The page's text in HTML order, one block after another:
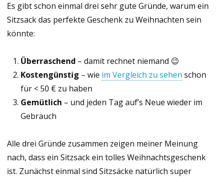
Es gibt schon einmal drei sehr gute Gründe, warum ein
Sitzsack das perfekte Geschenk zu Weihnachten sein
könnte:
Überraschend – damit rechnet niemand 😉
Kostengünstig – wie im Vergleich zu sehen schon
für < 50 € zu haben
Gemütlich – und jeden Tag auf’s Neue wieder im
Gebrauch
Alle drei Gründe zusammen zeigen meiner Meinung
nach, dass ein Sitzsack ein tolles Weihnachtsgeschenk
ist. Zunächst einmal sind Sitzsäcke natürlich super